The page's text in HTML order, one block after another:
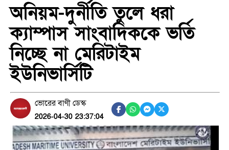
অনিয়ম-দুর্নীতি তুলে ধরা
ক্যাম্পাস সাংবাদিককে ভর্তি
নিচ্ছে না মেরিটাইম
ইউনিভার্সিটি
ভোরের বাণী ডেস্ক
2026-04-30 23:37:04